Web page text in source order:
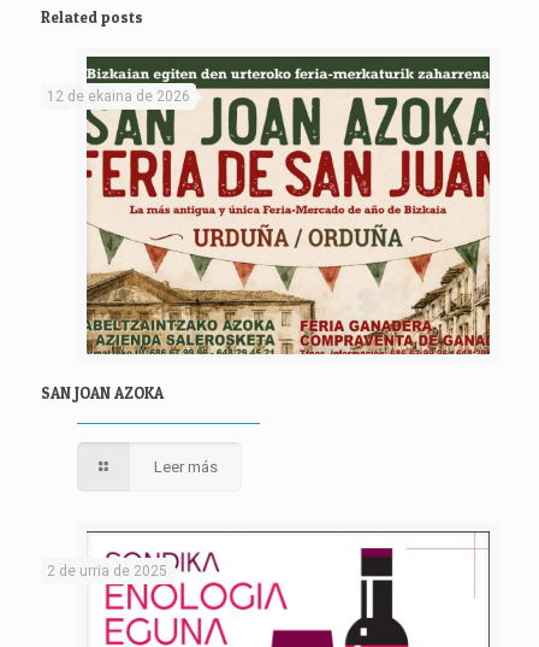
Related posts
12 de ekaina de 2026
SAN JOAN AZOKA
Leer más
2 de urria de 2025